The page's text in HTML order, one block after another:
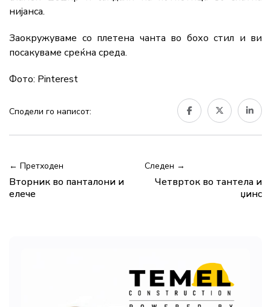
нијанса.
Заокружуваме со плетена чанта во бохо стил и ви
посакуваме среќна среда.
Фото: Pinterest
Сподели го написот:
← Претходен
Вторник во панталони и
елече
Следен →
Четврток во тантела и
џинс